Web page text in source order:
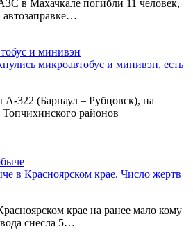
в Махачкале погибли 11 человек,
автозаправке…
микроавтобус и минивэн, есть
А-322 (Барнаул – Рубцовск), на
районов
в Красноярском крае. Число жертв
крае на ранее мало кому
снесла 5…